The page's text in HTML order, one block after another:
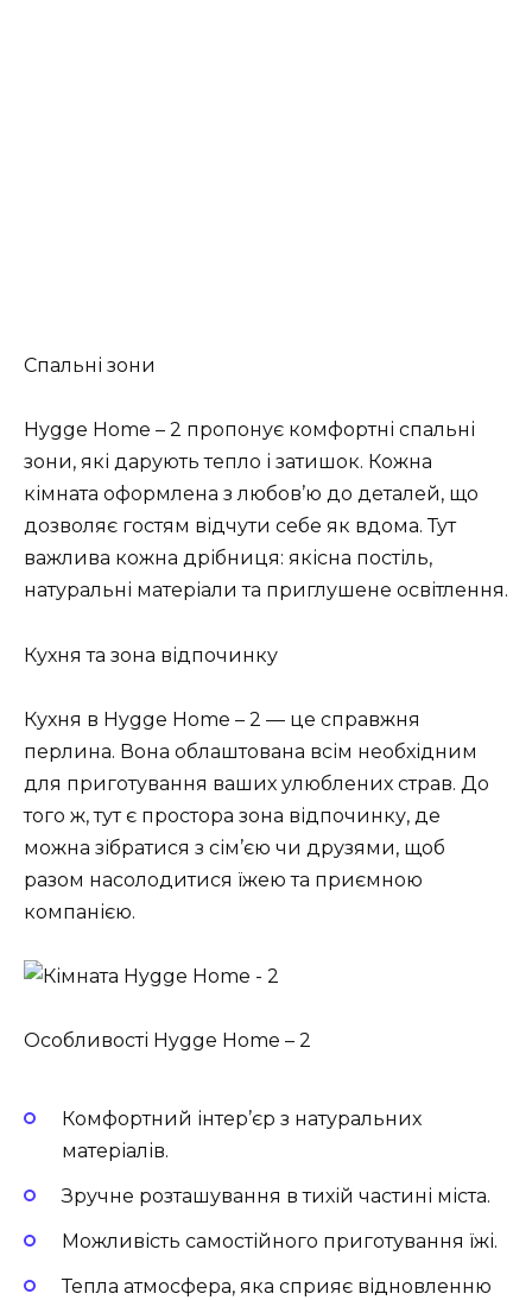
Спальні зони
Hygge Home – 2 пропонує комфортні спальні
зони, які дарують тепло і затишок. Кожна
кімната оформлена з любов’ю до деталей, що
дозволяє гостям відчути себе як вдома. Тут
важлива кожна дрібниця: якісна постіль,
натуральні матеріали та приглушене освітлення.
Кухня та зона відпочинку
Кухня в Hygge Home – 2 — це справжня
перлина. Вона облаштована всім необхідним
для приготування ваших улюблених страв. До
того ж, тут є простора зона відпочинку, де
можна зібратися з сім’єю чи друзями, щоб
разом насолодитися їжею та приємною
компанією.
Особливості Hygge Home – 2
Комфортний інтер’єр з натуральних
матеріалів.
Зручне розташування в тихій частині міста.
Можливість самостійного приготування їжі.
Тепла атмосфера, яка сприяє відновленню